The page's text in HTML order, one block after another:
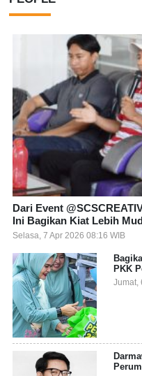
Dari Event
Ini Bagikan Kiat Lebih
Selasa, 7 Apr 2026 08:16 WIB
PKK
Jumat,